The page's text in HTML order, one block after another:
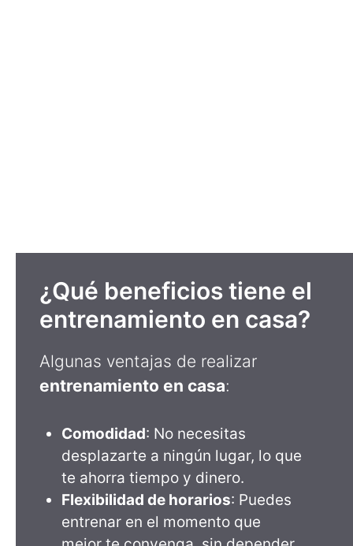
¿Qué beneficios tiene el
entrenamiento en casa?
Algunas ventajas de realizar
entrenamiento en casa:
Comodidad: No necesitas
desplazarte a ningún lugar, lo que
te ahorra tiempo y dinero.
Flexibilidad de horarios: Puedes
entrenar en el momento que